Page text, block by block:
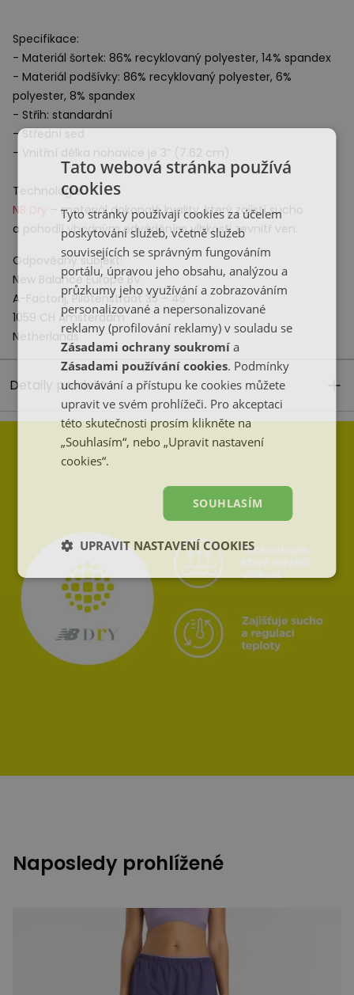
Specifikace:
- Materiál šortek: 86% recyklovaný polyester, 14% spandex
- Materiál podšívky: 86% recyklovaný polyester, 6%
polyester, 8% spandex
- Střih: standardní
- Střední sed
- Vnitřní délka nohavice je 3” (7.62 cm)
Technologie:
NB Dry – materiál dokonalé kvality, který zajistí sucho
a pohodlí vhodným odváděním vlhkosti zevnitř ven.
Odpovědný subjekt:
New Balance Europe BV
A-Factorij, Pilotenstraat 35 – 45
1059 CH Amsterdam
Netherlands
Detaily produktu
Naposledy prohlížené
Tato webová stránka používá
cookies
Tyto stránky používají cookies za účelem
poskytování služeb, včetně služeb
souvisejících se správným fungováním
portálu, úpravou jeho obsahu, analýzou a
průzkumy jeho využívání a zobrazováním
personalizované a nepersonalizované
reklamy (profilování reklamy) v souladu se
Zásadami ochrany soukromí a
Zásadami používání cookies. Podmínky
uchovávání a přístupu ke cookies můžete
upravit ve svém prohlížeči. Pro akceptaci
této skutečnosti prosím klikněte na
„Souhlasím“, nebo „Upravit nastavení
cookies“.
SOUHLASÍM
UPRAVIT NASTAVENÍ COOKIES